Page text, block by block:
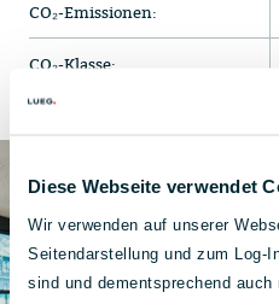
Diese Webseite verwendet
Wir verwenden auf unserer
Seitendarstellung und zum Log-
sind und dementsprechend
CO₂-Emissionen:
CO₂-Klasse: